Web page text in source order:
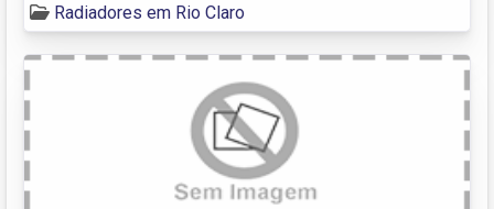
Radiadores em Rio Claro